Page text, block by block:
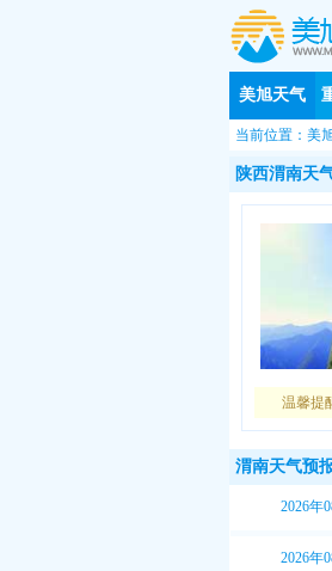
美旭天气
当前位置： 美
陕西渭南天
温馨提
渭南天气预
2026年
2026年